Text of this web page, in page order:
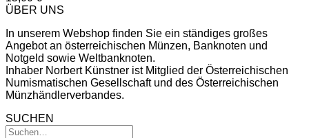
ÜBER UNS
In unserem Webshop finden Sie ein ständiges großes
Angebot an österreichischen Münzen, Banknoten und
Notgeld sowie Weltbanknoten.
Inhaber Norbert Künstner ist Mitglied der Österreichischen
Numismatischen Gesellschaft und des Österreichischen
Münzhändlerverbandes.
SUCHEN